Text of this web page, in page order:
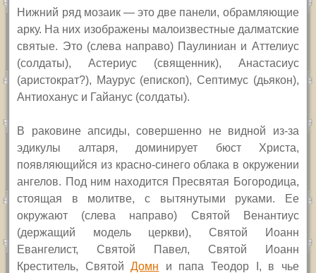
Нижний ряд мозаик — это две панели, обрамляющие
арку. На них изображены малоизвестные далматские
святые. Это (слева направо) Паулиниан и Аттелиус
(солдаты), Астериус (священник), Анастасиус
(аристократ?), Маурус (епископ), Септимус (дьякон),
Антиоханус и Гайанус (солдаты).
В раковине апсиды, совершенно не видной из-за
эдикулы алтаря, доминирует бюст Христа,
появляющийся из красно-синего облака в окружении
ангелов. Под ним находится Пресвятая Богородица,
стоящая в молитве, с вытянутыми руками. Ее
окружают (слева направо) Святой Венантиус
(держащий модель церкви), Святой Иоанн
Евангелист, Святой Павел, Святой Иоанн
Креститель, СвятойДомн и папа Теодор I, в чье